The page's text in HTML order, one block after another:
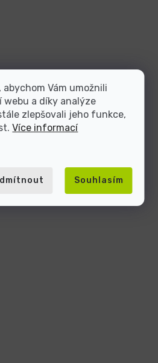
abychom Vám umožnili
webu a díky analýze
zlepšovali jeho funkce,
Více informací
Souhlasím